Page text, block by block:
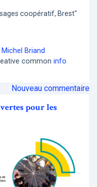
coopératif, Brest"
Michel Briand
common info
Nouveau commentaire
pour les